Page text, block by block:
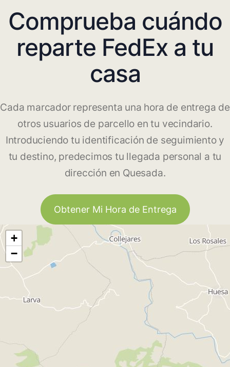
Comprueba cuándo
reparte FedEx a tu
casa
Cada marcador representa una hora de entrega de
otros usuarios de parcello en tu vecindario.
Introduciendo tu identificación de seguimiento y
tu destino, predecimos tu llegada personal a tu
dirección en Quesada.
Obtener Mi Hora de Entrega
+
−